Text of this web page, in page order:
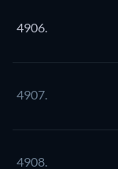
4906.
4907.
4908.